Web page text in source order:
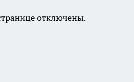
отключены.